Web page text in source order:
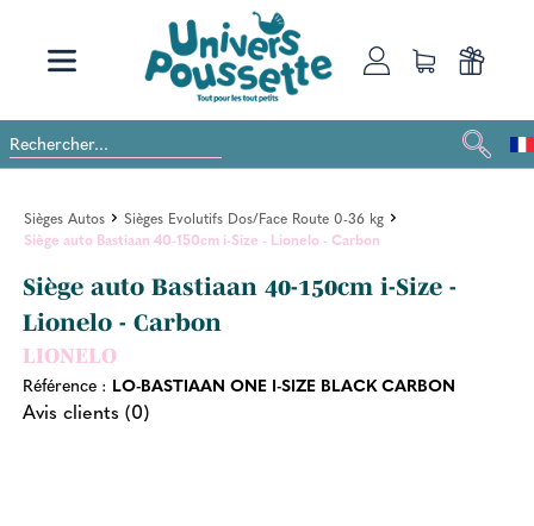
Sièges Autos
Sièges Evolutifs Dos/Face Route 0-36 kg
Siège auto Bastiaan 40-150cm i-Size - Lionelo - Carbon
Siège auto Bastiaan 40-150cm i-Size -
Lionelo - Carbon
LIONELO
Référence : LO-BASTIAAN ONE I-SIZE BLACK CARBON
Avis clients (0)